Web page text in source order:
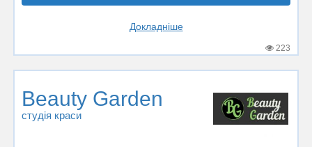
Докладніше
223
Beauty Garden
студія краси